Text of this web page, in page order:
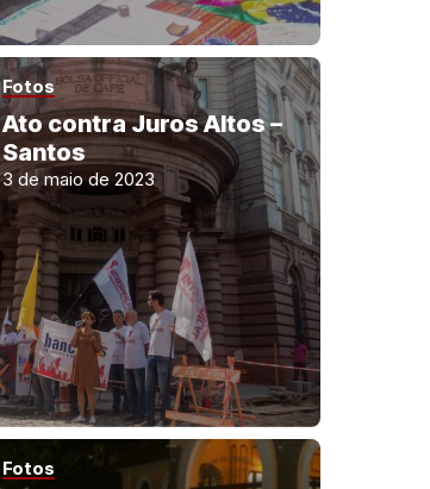
Fotos
Ato contra Juros Altos –
Santos
3 de maio de 2023
Fotos